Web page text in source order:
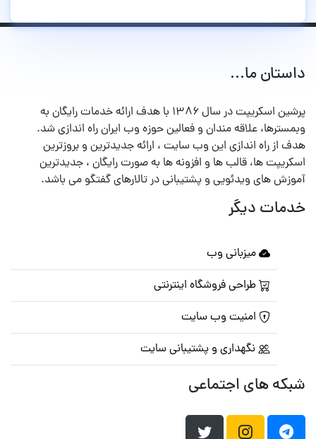
داستان ما...
پرشین اسکریپت در سال ۱۳۸۶ با هدف ارائه خدمات رایگان به
وبمسترها، علاقه مندان و فعالین حوزه وب ایران راه اندازی شد.
هدف از راه اندازی این وب سایت ، ارائه جدیدترین و بروزترین
اسکریپت ها، قالب ها و افزونه ها به صورت رایگان ، جدیدترین
آموزش های ویدئویی و پشتیبانی در تالارهای گفتگو می باشد.
خدمات دیگر
میزبانی وب
طراحی فروشگاه اینترنتی
امنیت وب سایت
نگهداری و پشتیبانی سایت
شبکه های اجتماعی